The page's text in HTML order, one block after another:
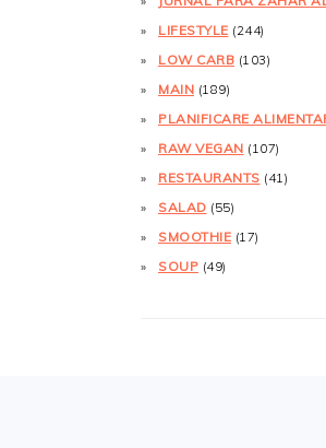
LIFESTYLE (244)
LOW CARB (103)
MAIN (189)
PLANIFICARE
RAW VEGAN (107)
RESTAURANTS (41)
SALAD (55)
SMOOTHIE (17)
SOUP (49)